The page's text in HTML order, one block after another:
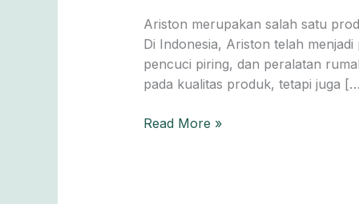
Ariston merupakan salah satu
Di Indonesia, Ariston telah
pencuci piring, dan peralatan
pada kualitas produk, tetapi juga
dan
Keamanan
yang
Utama
Read More »